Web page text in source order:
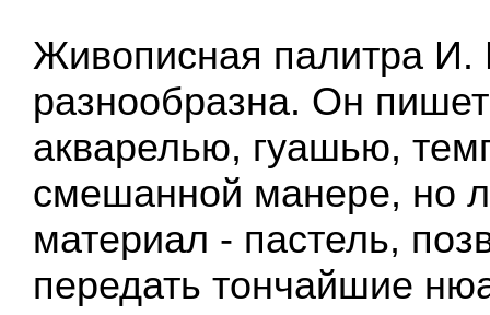
Живописная палитра И.
разнообразна. Он
акварелью, гуашью,
смешанной манере, но
материал - пастель,
передать тончайшие